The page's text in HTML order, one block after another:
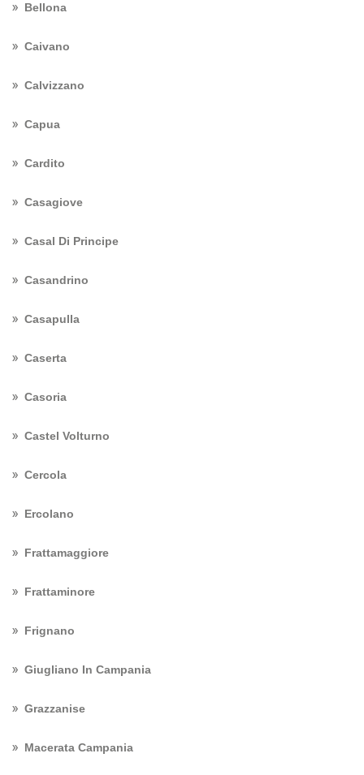
Bellona
Caivano
Calvizzano
Capua
Cardito
Casagiove
Casal Di Principe
Casandrino
Casapulla
Caserta
Casoria
Castel Volturno
Cercola
Ercolano
Frattamaggiore
Frattaminore
Frignano
Giugliano In Campania
Grazzanise
Macerata Campania